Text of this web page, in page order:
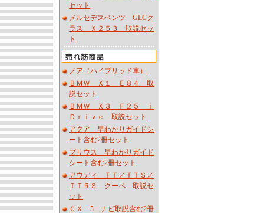
セット
メルセデスベンツ GLCク
ラス Ｘ２５３ 取説セッ
ト
ノア（ハイブリッド車）
ＢＭＷ Ｘ１ Ｅ８４ 取
説セット
ＢＭＷ Ｘ３ Ｆ２５ ｉ
Ｄｒｉｖｅ 取説セット
アクア 早わかりガイドシ
ート含む2冊セット
プリウス 早わかりガイド
シート含む2冊セット
アウディ ＴＴ／ＴＴＳ／
ＴＴＲＳ クーペ 取説セ
ット
ＣＸ－5 ナビ取説含む2冊